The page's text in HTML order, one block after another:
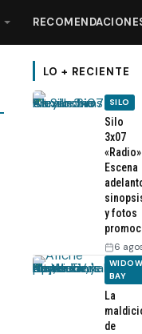
LO + RECIENTE
SILO
Silo
3x07
Escena
y fotos
6
BAY
La
de